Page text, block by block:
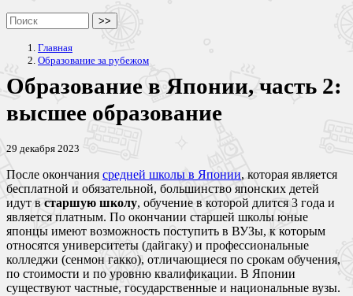
>>
Главная
Образование за рубежом
Образование в Японии, часть 2:
высшее образование
29 декабря 2023
После окончания средней школы в Японии, которая является
бесплатной и обязательной, большинство японских детей
идут в старшую школу, обучение в которой длится 3 года и
является платным. По окончании старшей школы юные
японцы имеют возможность поступить в ВУЗы, к которым
относятся университеты (дайгаку) и профессиональные
колледжи (сенмон гакко), отличающиеся по срокам обучения,
по стоимости и по уровню квалификации. В Японии
существуют частные, государственные и национальные вузы.